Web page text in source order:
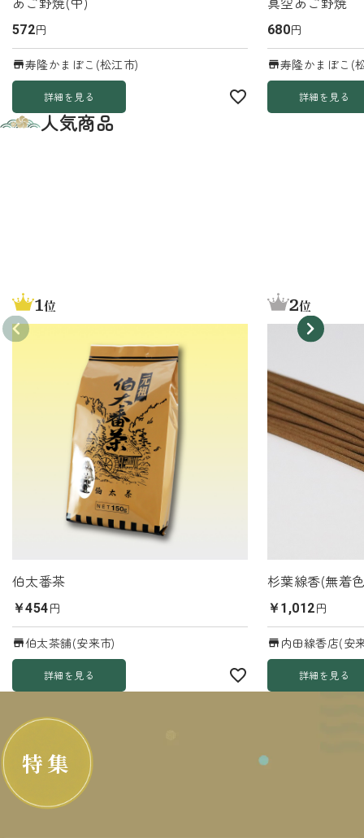
572円
寿隆かまぼこ(松江市)
詳細を見る
680円
寿隆かまぼこ(
詳細を見る
人気商品
1位
伯太番茶
￥454円
伯太茶舗(安来市)
詳細を見る
2位
杉葉線香(無着
￥1,012円
内田線香店(安
詳細を見る
特集